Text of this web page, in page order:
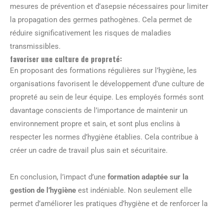
mesures de prévention et d’asepsie nécessaires pour limiter
la propagation des germes pathogènes. Cela permet de
réduire significativement les risques de maladies
transmissibles.
favoriser une culture de propreté:
En proposant des formations régulières sur l’hygiène, les
organisations favorisent le développement d’une culture de
propreté au sein de leur équipe. Les employés formés sont
davantage conscients de l’importance de maintenir un
environnement propre et sain, et sont plus enclins à
respecter les normes d’hygiène établies. Cela contribue à
créer un cadre de travail plus sain et sécuritaire.
En conclusion, l’impact d’une formation adaptée sur la
gestion de l’hygiène est indéniable. Non seulement elle
permet d’améliorer les pratiques d’hygiène et de renforcer la